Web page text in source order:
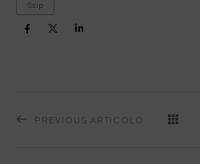
Ssip
PREVIOUS ARTICOLO